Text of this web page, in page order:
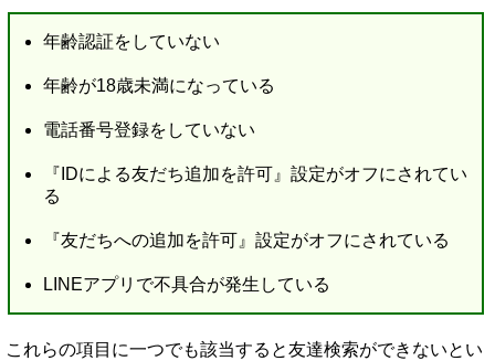
年齢認証をしていない
年齢が18歳未満になっている
電話番号登録をしていない
『IDによる友だち追加を許可』設定がオフにされてい
る
『友だちへの追加を許可』設定がオフにされている
LINEアプリで不具合が発生している
これらの項目に一つでも該当すると友達検索ができないとい